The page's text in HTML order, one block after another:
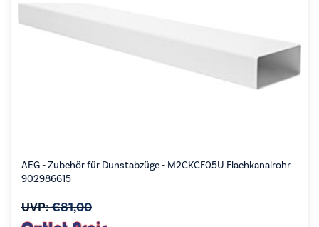
AEG - Zubehör für Dunstabzüge - M2CKCF05U Flachkanalrohr
902986615
UVP:€81,00